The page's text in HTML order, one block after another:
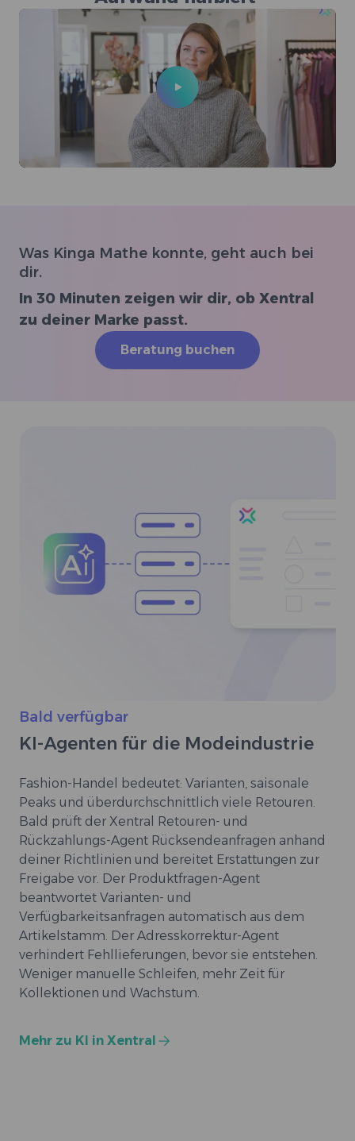
Was Kinga Mathe konnte, geht auch bei
dir.
In 30 Minuten zeigen wir dir, ob Xentral
zu deiner Marke passt.
Beratung buchen
Bald verfügbar
KI-Agenten für die Modeindustrie
Fashion-Handel bedeutet: Varianten, saisonale
Peaks und überdurchschnittlich viele Retouren.
Bald prüft der Xentral Retouren- und
Rückzahlungs-Agent Rücksendeanfragen anhand
deiner Richtlinien und bereitet Erstattungen zur
Freigabe vor. Der Produktfragen-Agent
beantwortet Varianten- und
Verfügbarkeitsanfragen automatisch aus dem
Artikelstamm. Der Adresskorrektur-Agent
verhindert Fehllieferungen, bevor sie entstehen.
Weniger manuelle Schleifen, mehr Zeit für
Kollektionen und Wachstum.
Mehr zu KI in Xentral